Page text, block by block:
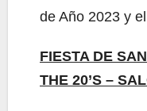
de Año 2023 y
FIESTA DE
THE 20’S –